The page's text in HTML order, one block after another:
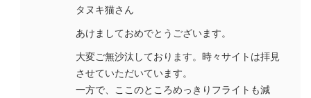
タヌキ猫さん
あけましておめでとうございます。
大変ご無沙汰しております。時々サイトは拝見
させていただいています。
一方で、ここのところめっきりフライトも減